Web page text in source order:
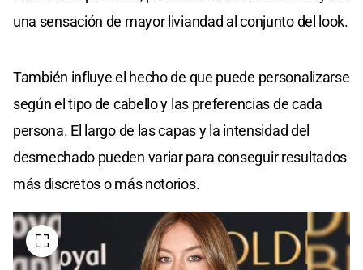
una sensación de mayor liviandad al conjunto del look.
También influye el hecho de que puede personalizarse
según el tipo de cabello y las preferencias de cada
persona. El largo de las capas y la intensidad del
desmechado pueden variar para conseguir resultados
más discretos o más notorios.